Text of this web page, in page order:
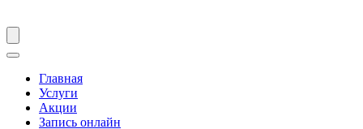
Главная
Услуги
Акции
Запись онлайн